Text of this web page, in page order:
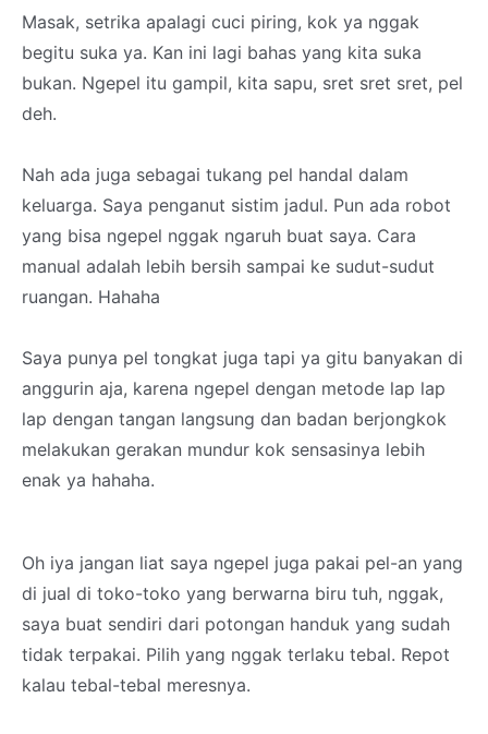
Masak, setrika apalagi cuci piring, kok ya nggak
begitu suka ya. Kan ini lagi bahas yang kita suka
bukan. Ngepel itu gampil, kita sapu, sret sret sret, pel
deh.
Nah ada juga sebagai tukang pel handal dalam
keluarga. Saya penganut sistim jadul. Pun ada robot
yang bisa ngepel nggak ngaruh buat saya. Cara
manual adalah lebih bersih sampai ke sudut-sudut
ruangan. Hahaha
Saya punya pel tongkat juga tapi ya gitu banyakan di
anggurin aja, karena ngepel dengan metode lap lap
lap dengan tangan langsung dan badan berjongkok
melakukan gerakan mundur kok sensasinya lebih
enak ya hahaha.
Oh iya jangan liat saya ngepel juga pakai pel-an yang
di jual di toko-toko yang berwarna biru tuh, nggak,
saya buat sendiri dari potongan handuk yang sudah
tidak terpakai. Pilih yang nggak terlaku tebal. Repot
kalau tebal-tebal meresnya.